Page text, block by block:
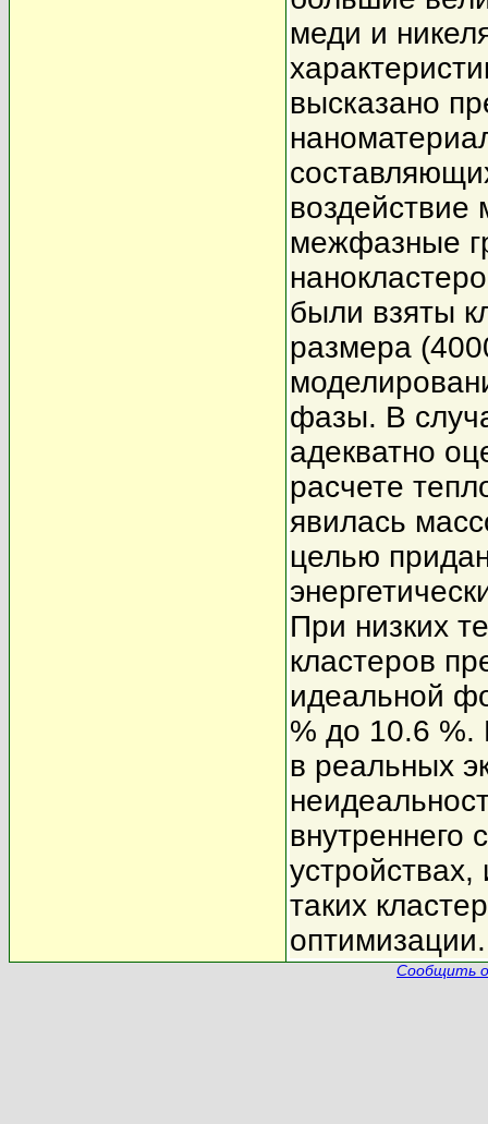
меди и
высказано
воздействие
межфазные
были взяты
размера
фазы. В
адекватно
расчете
явилась
целью
При низких
кластеров
идеальной
% до 10.6 %.
в реальных
внутреннего
таких
оптимизации.
Сообщить о